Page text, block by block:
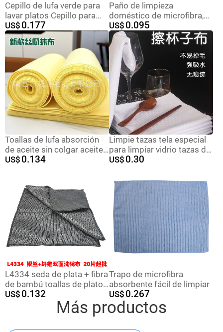
Cepillo de lufa verde para
lavar platos Cepillo para
ollas Paño de cocina para
limpieza Cepillo de baño
para el hogar Cepillo de
baño para esponja vegetal
al por mayor
US$ 0.177
Paño de limpieza
doméstico de microfibra,
absorbente, grueso, sin
pelusas, paño
multifuncional para lavar
platos en la cocina.
US$ 0.095
Toallas de lufa absorción
de aceite sin colgar aceite
cocina fácil de limpiar
de limpieza universal
US$ 0.134
Limpie tazas tela especial
para limpiar vidrio tazas de
vino tinto tazones
seca sin rastros absorción
de agua no es fácil de caer
toallas
US$ 0.30
L4334 seda de plata + fibra
de bambú toallas de platos
de doble cara seda de plata
toallas de platos sin aceite
toallas de platos 2 yuanes
US$ 0.132
Trapo de microfibra
absorbente fácil de limpiar
US$ 0.267
Más productos